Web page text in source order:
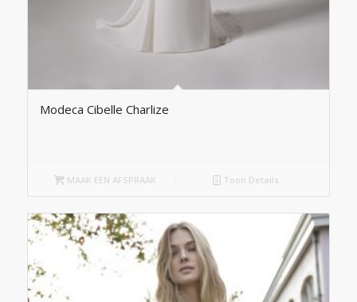
Modeca Cibelle Charlize
MAAK EEN AFSPRAAK Toon Details